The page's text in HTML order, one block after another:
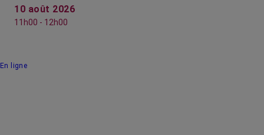
10 août 2026
11h00 - 12h00
En ligne